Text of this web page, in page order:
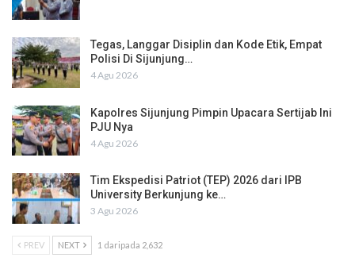
Tegas, Langgar Disiplin dan Kode Etik, Empat
Polisi Di Sijunjung…
4 Agu 2026
Kapolres Sijunjung Pimpin Upacara Sertijab Ini
PJU Nya
4 Agu 2026
Tim Ekspedisi Patriot (TEP) 2026 dari IPB
University Berkunjung ke…
3 Agu 2026
PREV NEXT 1 daripada 2,632